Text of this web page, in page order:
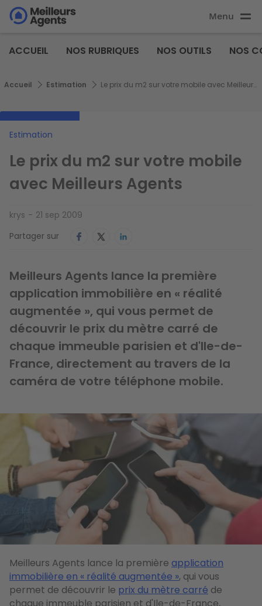
Aller
au
principal
Aller au
principal
Menu
Agents
ACCUEIL NOS RUBRIQUES NOS OUTILS NOS
Fil d'Ariane
Accueil Estimation Le prix du m2 sur votre mobile avec Meilleurs Agents
Estimation
Le prix du m2 sur votre mobile
avec Meilleurs Agents
krys
21 sep 2009
Partager sur
Meilleurs Agents lance la première
application immobilière en « réalité
augmentée », qui vous permet de
découvrir le prix du mètre carré de
chaque immeuble parisien et d'Ile-de-
France, directement au travers de la
caméra de votre téléphone mobile.
Meilleurs Agents lance la première application
immobilière en « réalité augmentée », qui vous
permet de découvrir le prix du mètre carré de
chaque immeuble parisien et d'Ile-de-France,